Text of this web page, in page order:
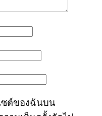
ซต์ของฉันบน